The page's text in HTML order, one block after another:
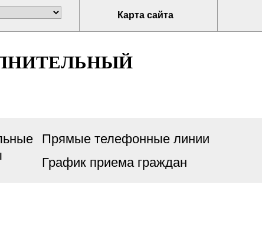
Карта сайта
Прямые телефонные линии
График приема граждан